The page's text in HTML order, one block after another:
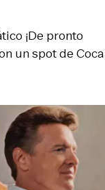
¡De pronto
un spot de Coca